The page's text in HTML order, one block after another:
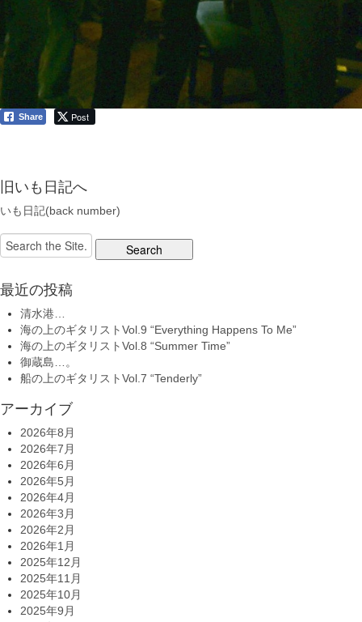
Share Post
旧いも日記へ
いも日記(back number)
Search
for:
最近の投稿
清水港…
海の上のギタリストVol.9 “Everything Happens To Me”
海の上のギタリストVol.8 “Summer Time”
御蔵島…。
船の上のギタリストVol.7 “Tenderly”
アーカイブ
2026年8月
2026年7月
2026年6月
2026年5月
2026年4月
2026年3月
2026年2月
2026年1月
2025年12月
2025年11月
2025年10月
2025年9月